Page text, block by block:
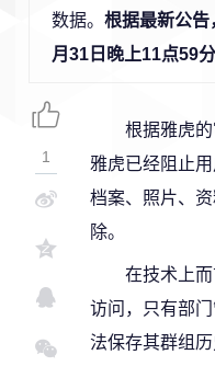
数据。 根据最新公
月31日晚上11点59
根据雅虎
雅虎已经阻止
档案、照片、
除。
在技术上
访问，只有部
法保存其群组
1